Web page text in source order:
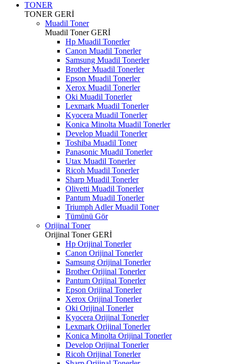
TONER
TONER GERİ
Muadil Toner
Muadil TonerGERİ
Hp Muadil Tonerler
Canon Muadil Tonerler
Samsung Muadil Tonerler
Brother Muadil Tonerler
Epson Muadil Tonerler
Xerox Muadil Tonerler
Oki Muadil Tonerler
Lexmark Muadil Tonerler
Kyocera Muadil Tonerler
Konica Minolta Muadil Tonerler
Develop Muadil Tonerler
Toshiba Muadil Toner
Panasonic Muadil Tonerler
Utax Muadil Tonerler
Ricoh Muadil Tonerler
Sharp Muadil Tonerler
Olivetti Muadil Tonerler
Pantum Muadil Tonerler
Triumph Adler Muadil Toner
Tümünü Gör
Orijinal Toner
Orijinal TonerGERİ
Hp Orijinal Tonerler
Canon Orijinal Tonerler
Samsung Orijinal Tonerler
Brother Orijinal Tonerler
Pantum Orijinal Tonerler
Epson Orijinal Tonerler
Xerox Orijinal Tonerler
Oki Orijinal Tonerler
Kyocera Orijinal Tonerler
Lexmark Orijinal Tonerler
Konica Minolta Orijinal Tonerler
Develop Orijinal Tonerler
Ricoh Orijinal Tonerler